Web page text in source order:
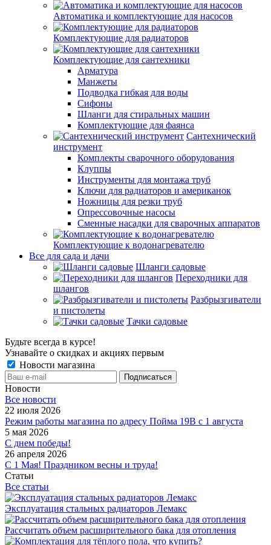
Автоматика и комплектующие для насосов
Комплектующие для радиаторов
Комплектующие для сантехники
Арматура
Манжеты
Подводка гибкая для воды
Сифоны
Шланги для стиральных машин
Комплектующие для фаянса
Сантехнический
инструмент
Комплекты сварочного оборудования
Клуппы
Инструменты для монтажа труб
Ключи для радиаторов и американок
Ножницы для резки труб
Опрессовочные насосы
Сменные насадки для сварочных аппаратов
Комплектующие к водонагревателю
Все для сада и дачи
Шланги садовые
Переходники для
шлангов
Разбрызгиватели
и пистолеты
Тачки садовые
Будьте всегда в курсе!
Узнавайте о скидках и акциях первым
Новости магазина
Новости
Все новости
22 июля 2026
Режим работы магазина по адресу Пойма 19В с 1 августа
5 мая 2026
С днем победы!
26 апреля 2026
С 1 Мая! Праздником весны и труда!
Статьи
Все статьи
Эксплуатация стальных радиаторов Лемакс
Рассчитать объем расширительного бака для отопления